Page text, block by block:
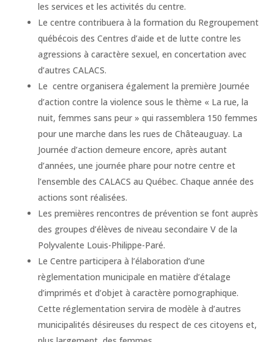
les services et les activités du centre.
Le centre contribuera à la formation du Regroupement
québécois des Centres d’aide et de lutte contre les
agressions à caractère sexuel, en concertation avec
d’autres CALACS.
Le centre organisera également la première Journée
d’action contre la violence sous le thème « La rue, la
nuit, femmes sans peur » qui rassemblera 150 femmes
pour une marche dans les rues de Châteauguay. La
Journée d’action demeure encore, après autant
d’années, une journée phare pour notre centre et
l’ensemble des CALACS au Québec. Chaque année des
actions sont réalisées.
Les premières rencontres de prévention se font auprès
des groupes d’élèves de niveau secondaire V de la
Polyvalente Louis-Philippe-Paré.
Le Centre participera à l’élaboration d’une
règlementation municipale en matière d’étalage
d’imprimés et d’objet à caractère pornographique.
Cette réglementation servira de modèle à d’autres
municipalités désireuses du respect de ces citoyens et,